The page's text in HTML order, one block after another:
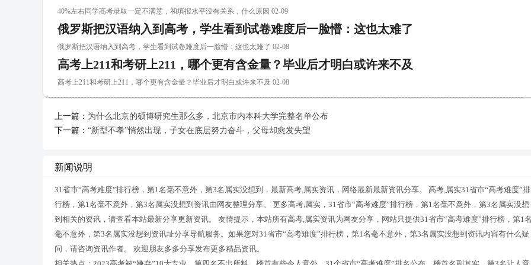
40%左右同学高考录取一定不满意，和填报水平没有关系，什么原因 02-09
俄罗斯把汉语纳入到高考，学生看到试卷难度后一脸懵：这也太难了
俄罗斯把汉语纳入到高考，学生看到试卷难度后一脸懵：这也太难了 02-08
高考上211和考研上211，哪个更有含金量？毕业后才明白或许来不及
高考上211和考研上211，哪个更有含金量？毕业后才明白或许来不及 02-08
上一篇： 为什么北京的硕博研究生那么多，北京市内本科大学完整名单公布
下一篇： “新型不孝”悄然出现，子女在底层努力奋斗，父母却愈发失望
新闻说明
31省市“高考难度”排行榜，第1名毫不意外，第3名属实没想到，最新高考,属实资讯，网络最新最新资讯分享。 高考,属实31省市“高考难度”排
行榜，第1名毫不意外，第3名属实没想到资讯由网友整理分享。 更多高考,属实，31省市“高考难度”排行榜，第1名毫不意外，第3名属实没想
到相关的资讯，请查看本站最新分享更新资讯。 友情提示，本站所有高考,属实资讯为网友分享，网站只提供31省市“高考难度”排行榜，第1
毫不意外，第3名属实没想到资讯址分享导航服务。如果您对31省市“高考难度”排行榜，第1名毫不意外，第3名属实没想到资讯内容有什么疑
问，请咨询资讯作者。 欢迎朋友多多分享发布更多精品资讯。